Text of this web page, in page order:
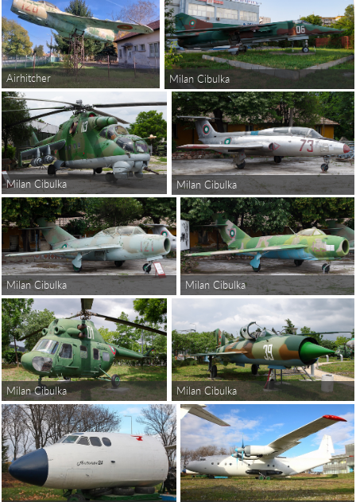
Airhitcher Milan Cibulka
Milan Cibulka Milan Cibulka
Milan Cibulka Milan Cibulka
Milan Cibulka Milan Cibulka